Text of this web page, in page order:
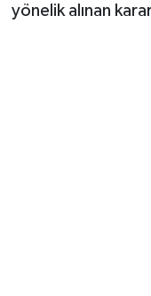
yönelik alınan